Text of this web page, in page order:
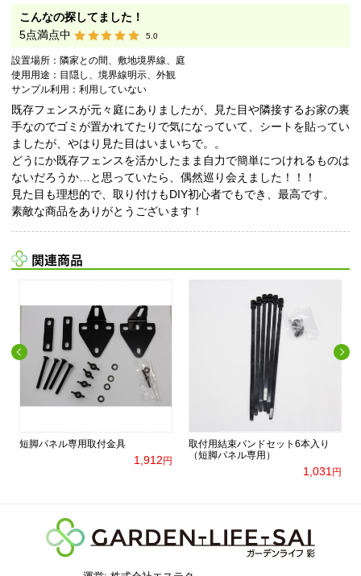
こんなの探してました！
5点満点中 5.0
設置場所： 隣家との間、敷地境界線、庭
使用用途： 目隠し、境界線明示、外観
サンプル利用： 利用していない
既存フェンスが元々庭にありましたが、見た目や隣接するお家の裏
手なのでゴミが置かれてたりで気になっていて、シートを貼ってい
ましたが、やはり見た目はいまいちで。。
どうにか既存フェンスを活かしたまま自力で簡単につけれるものは
ないだろうか…と思っていたら、偶然巡り会えました！！！
見た目も理想的で、取り付けもDIY初心者でもでき、最高です。
素敵な商品をありがとうございます！
関連商品
短脚パネル専用取付金具
1,912円
取付用結束バンドセット6本入り
（短脚パネル専用）
1,031 円